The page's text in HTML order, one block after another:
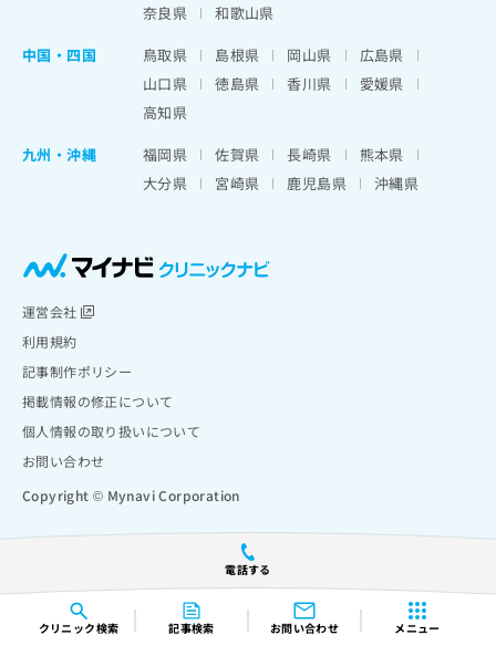
クリニック検索 記事検索 お問い合わせ メニュー
電話する
奈良県
和歌山県
中国・四国
鳥取県 島根県 岡山県
広島県
山口県
徳島県 香川県
愛媛県
高知県
九州・沖縄
福岡県 佐賀県 長崎県
熊本県
大分県
宮崎県 鹿児島県 沖縄県
運営会社
利用規約
記事制作ポリシー
掲載情報の修正について
個人情報の取り扱いについて
お問い合わせ
Copyright © Mynavi Corporation